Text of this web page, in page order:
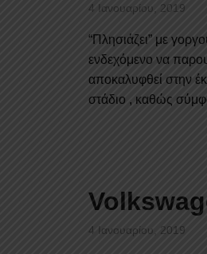
4 Ιανουαρίου, 2019
“Πλησιάζει” με
ενδεχόμενο να
αποκαλυφθεί στην
στάδιο , καθώς
4 Ιανουαρίου, 2019